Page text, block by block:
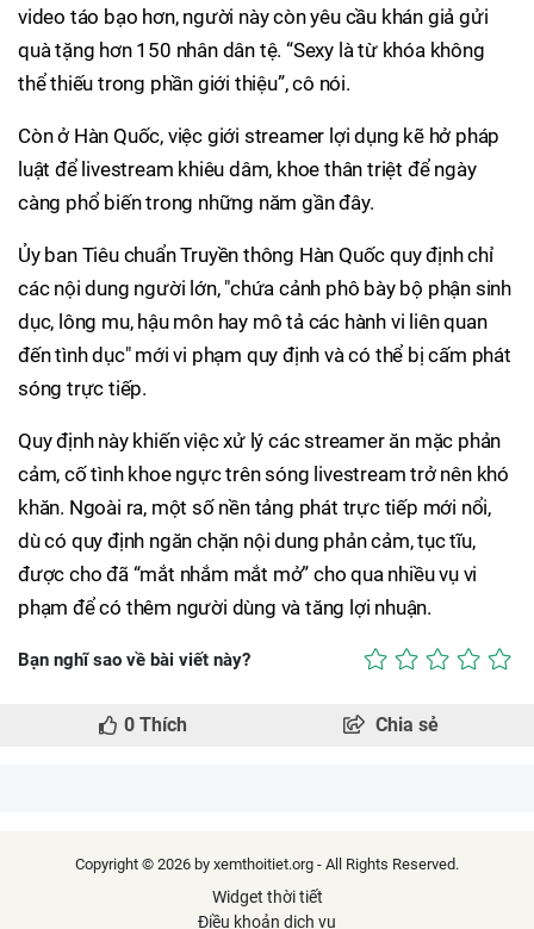
video táo bạo hơn, người này còn yêu cầu khán giả gửi
quà tặng hơn 150 nhân dân tệ. “Sexy là từ khóa không
thể thiếu trong phần giới thiệu”, cô nói.
Còn ở Hàn Quốc, việc giới streamer lợi dụng kẽ hở pháp
luật để livestream khiêu dâm, khoe thân triệt để ngày
càng phổ biến trong những năm gần đây.
Ủy ban Tiêu chuẩn Truyền thông Hàn Quốc quy định chỉ
các nội dung người lớn, "chứa cảnh phô bày bộ phận sinh
dục, lông mu, hậu môn hay mô tả các hành vi liên quan
đến tình dục" mới vi phạm quy định và có thể bị cấm phát
sóng trực tiếp.
Quy định này khiến việc xử lý các streamer ăn mặc phản
cảm, cố tình khoe ngực trên sóng livestream trở nên khó
khăn. Ngoài ra, một số nền tảng phát trực tiếp mới nổi,
dù có quy định ngăn chặn nội dung phản cảm, tục tĩu,
được cho đã “mắt nhắm mắt mở” cho qua nhiều vụ vi
phạm để có thêm người dùng và tăng lợi nhuận.
Bạn nghĩ sao về bài viết này?
0 Thích Chia sẻ
Copyright © 2026 by xemthoitiet.org - All Rights Reserved.
Widget thời tiết
Điều khoản dịch vụ